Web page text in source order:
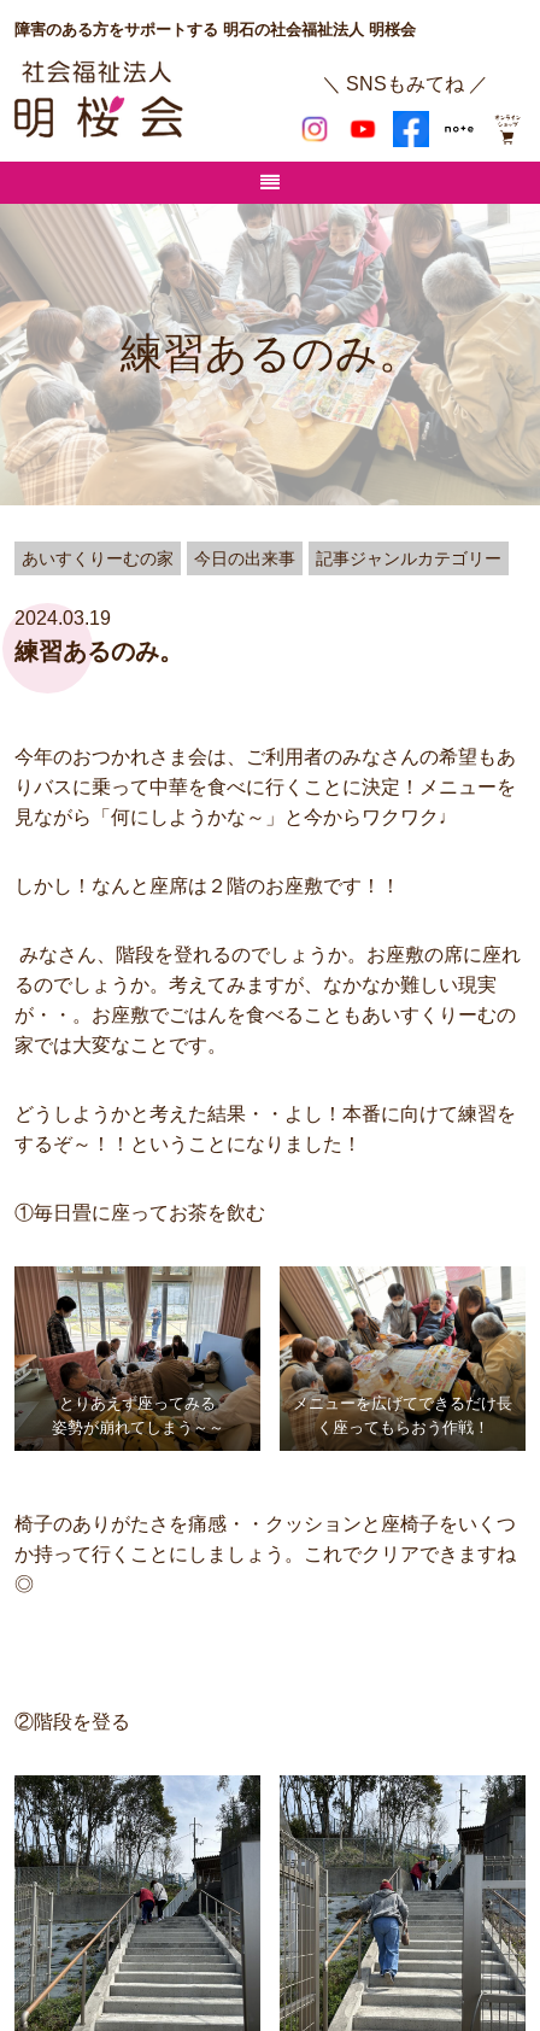
障害のある方をサポートする 明石の社会福祉法人 明桜会
＼ SNSもみてね ／
練習あるのみ。
あいすくりーむの家 今日の出来事 記事ジャンルカテゴリー
2024.03.19
練習あるのみ。
今年のおつかれさま会は、ご利用者のみなさんの希望もあ
りバスに乗って中華を食べに行くことに決定！メニューを
見ながら「何にしようかな～」と今からワクワク♩
しかし！なんと座席は２階のお座敷です！！
みなさん、階段を登れるのでしょうか。お座敷の席に座れ
るのでしょうか。考えてみますが、なかなか難しい現実
が・・。お座敷でごはんを食べることもあいすくりーむの
家では大変なことです。
どうしようかと考えた結果・・よし！本番に向けて練習を
するぞ～！！ということになりました！
①毎日畳に座ってお茶を飲む
とりあえず座ってみる
姿勢が崩れてしまう～～
メニューを広げてできるだけ長
く座ってもらおう作戦！
椅子のありがたさを痛感・・クッションと座椅子をいくつ
か持って行くことにしましょう。これでクリアできますね
◎
②階段を登る